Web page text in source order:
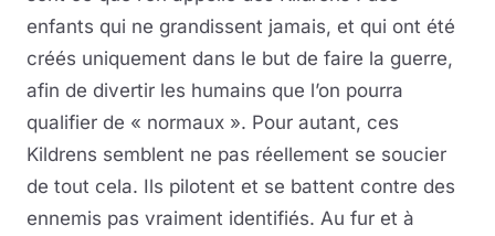
enfants qui ne grandissent jamais, et qui ont été
créés uniquement dans le but de faire la guerre,
afin de divertir les humains que l’on pourra
qualifier de « normaux ». Pour autant, ces
Kildrens semblent ne pas réellement se soucier
de tout cela. Ils pilotent et se battent contre des
ennemis pas vraiment identifiés. Au fur et à